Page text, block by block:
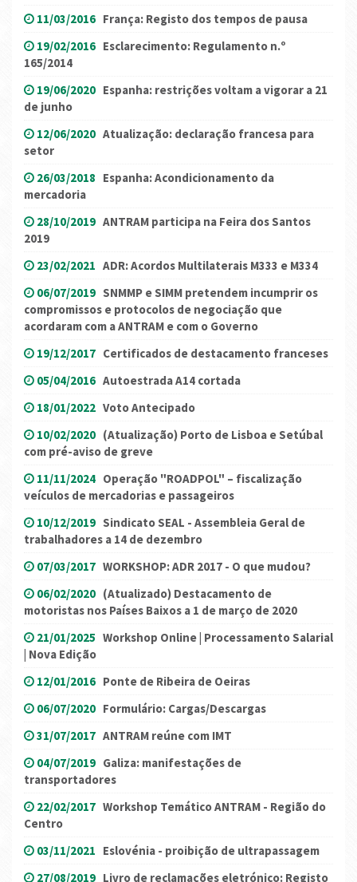
11/03/2016 França: Registo dos tempos de pausa
19/02/2016 Esclarecimento: Regulamento n.º
165/2014
19/06/2020 Espanha: restrições voltam a vigorar a 21
de junho
12/06/2020 Atualização: declaração francesa para
setor
26/03/2018 Espanha: Acondicionamento da
mercadoria
28/10/2019 ANTRAM participa na Feira dos Santos
2019
23/02/2021 ADR: Acordos Multilaterais M333 e M334
06/07/2019 SNMMP e SIMM pretendem incumprir os
compromissos e protocolos de negociação que
acordaram com a ANTRAM e com o Governo
19/12/2017 Certificados de destacamento franceses
05/04/2016 Autoestrada A14 cortada
18/01/2022 Voto Antecipado
10/02/2020 (Atualização) Porto de Lisboa e Setúbal
com pré-aviso de greve
11/11/2024 Operação "ROADPOL" – fiscalização
veículos de mercadorias e passageiros
10/12/2019 Sindicato SEAL - Assembleia Geral de
trabalhadores a 14 de dezembro
07/03/2017 WORKSHOP: ADR 2017 - O que mudou?
06/02/2020 (Atualizado) Destacamento de
motoristas nos Países Baixos a 1 de março de 2020
21/01/2025 Workshop Online | Processamento Salarial
| Nova Edição
12/01/2016 Ponte de Ribeira de Oeiras
06/07/2020 Formulário: Cargas/Descargas
31/07/2017 ANTRAM reúne com IMT
04/07/2019 Galiza: manifestações de
transportadores
22/02/2017 Workshop Temático ANTRAM - Região do
Centro
03/11/2021 Eslovénia - proibição de ultrapassagem
27/08/2019 Livro de reclamações eletrónico: Registo